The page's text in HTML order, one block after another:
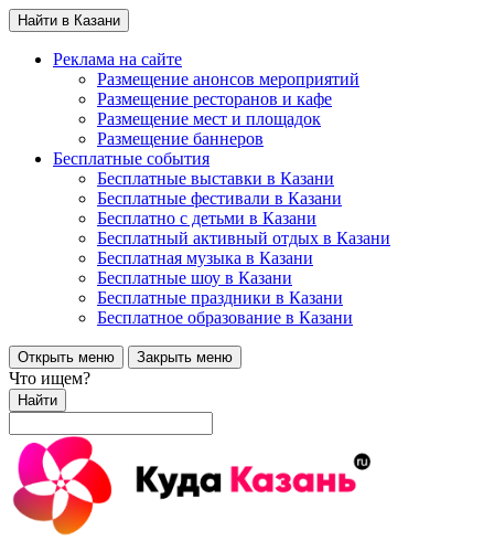
Найти в Казани
Реклама на сайте
Размещение анонсов мероприятий
Размещение ресторанов и кафе
Размещение мест и площадок
Размещение баннеров
Бесплатные события
Бесплатные выставки в Казани
Бесплатные фестивали в Казани
Бесплатно с детьми в Казани
Бесплатный активный отдых в Казани
Бесплатная музыка в Казани
Бесплатные шоу в Казани
Бесплатные праздники в Казани
Бесплатное образование в Казани
Открыть меню Закрыть меню
Что ищем?
Найти